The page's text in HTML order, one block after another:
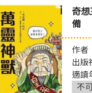
奇
備
作者
出版
適讀
不